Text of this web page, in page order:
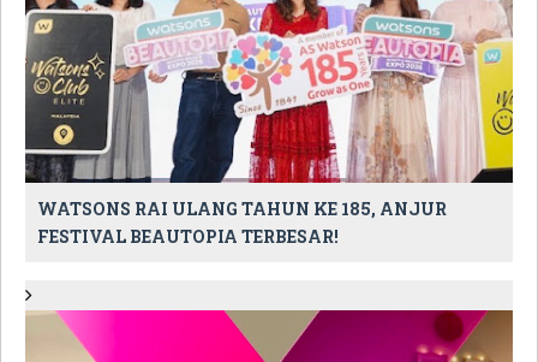
WATSONS RAI ULANG TAHUN KE 185, ANJUR
FESTIVAL BEAUTOPIA TERBESAR!